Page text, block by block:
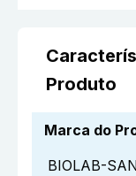
Produto
Marca do
BIOLAB-